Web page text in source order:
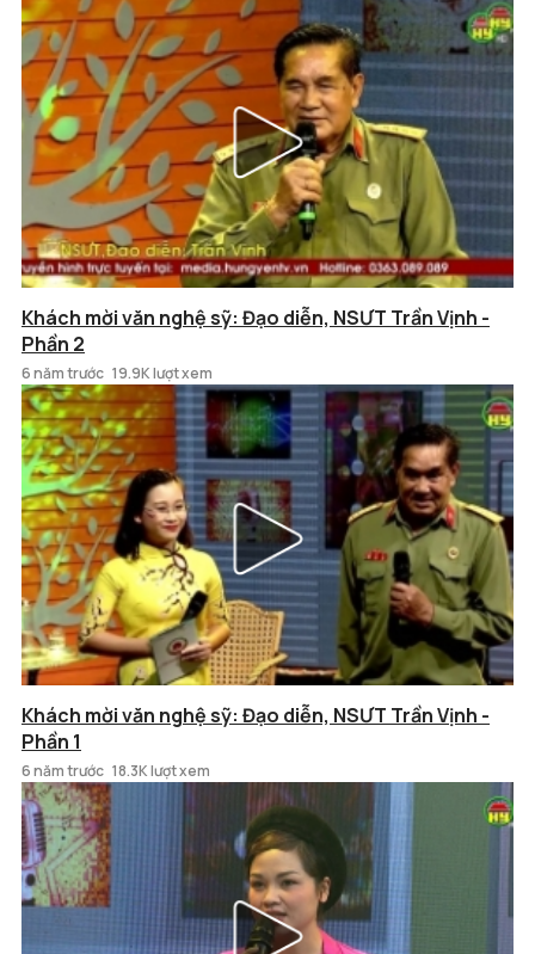
Khách mời văn nghệ sỹ: Đạo diễn, NSƯT Trần Vịnh -
Phần 2
6 năm trước 19.9K lượt xem
Khách mời văn nghệ sỹ: Đạo diễn, NSƯT Trần Vịnh -
Phần 1
6 năm trước 18.3K lượt xem